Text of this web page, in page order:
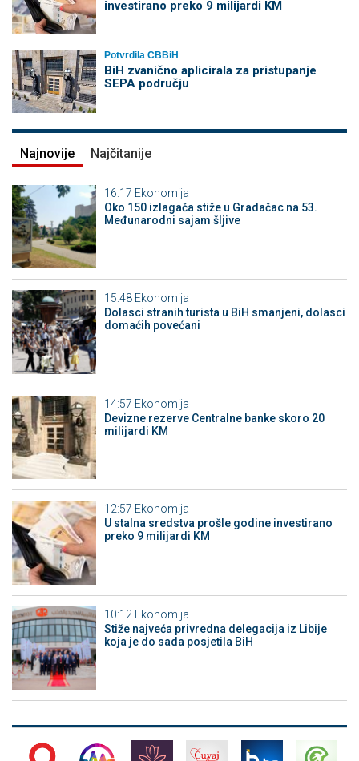
investirano preko 9 milijardi KM
Potvrdila CBBiH
BiH zvanično aplicirala za pristupanje
SEPA području
Najnovije Najčitanije
16:17 Ekonomija
Oko 150 izlagača stiže u Gradačac na 53.
Međunarodni sajam šljive
15:48 Ekonomija
Dolasci stranih turista u BiH smanjeni, dolasci
domaćih povećani
14:57 Ekonomija
Devizne rezerve Centralne banke skoro 20
milijardi KM
12:57 Ekonomija
U stalna sredstva prošle godine investirano
preko 9 milijardi KM
10:12 Ekonomija
Stiže najveća privredna delegacija iz Libije
koja je do sada posjetila BiH